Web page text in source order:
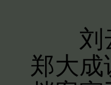
刘云
郑大成